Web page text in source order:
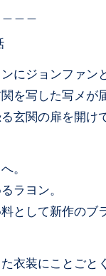
にジョンファン
を写した写メが
玄関の扉を開け
。
ラヨン。
として新作のブ
衣装にことごと